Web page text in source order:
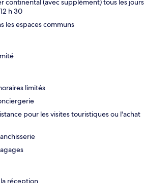
continental (avec supplément) tous les jours
h 30
les espaces communs
limités
pour les visites touristiques ou l'achat
réception